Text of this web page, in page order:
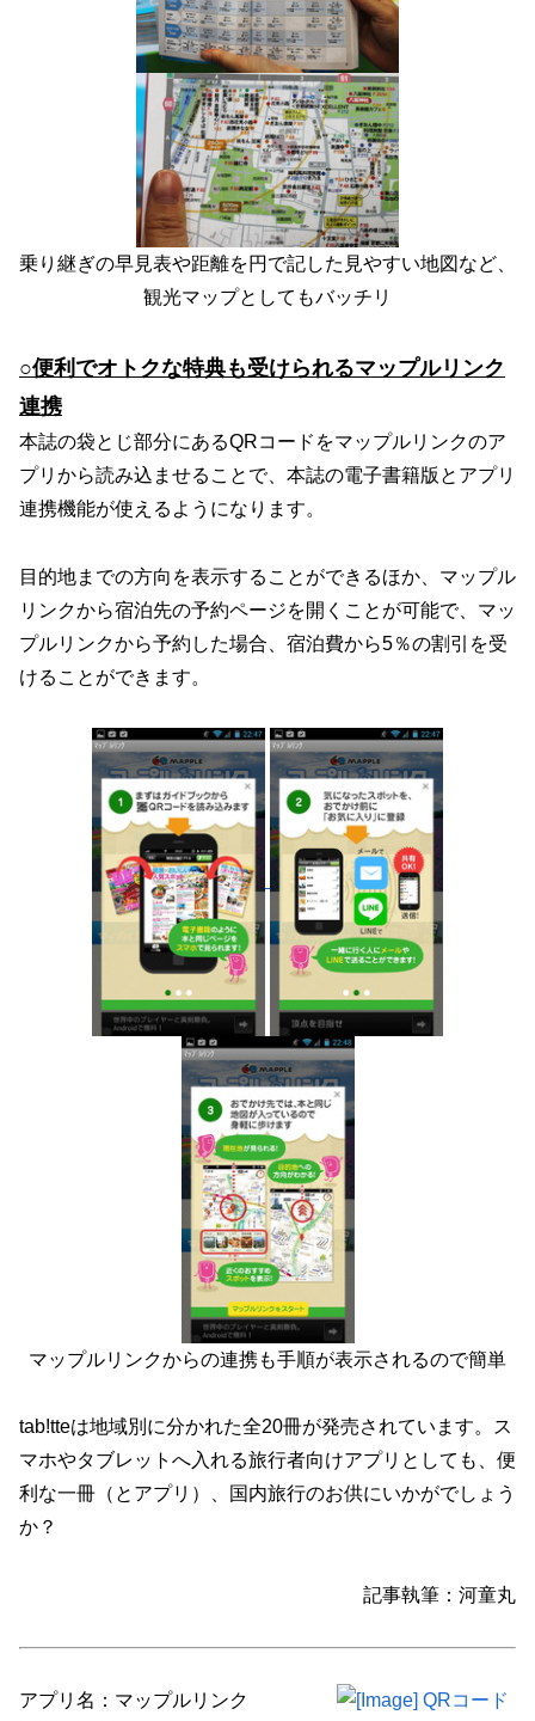
乗り継ぎの早見表や距離を円で記した見やすい地図など、
観光マップとしてもバッチリ
○便利でオトクな特典も受けられるマップルリンク
連携
本誌の袋とじ部分にあるQRコードをマップルリンクのア
プリから読み込ませることで、本誌の電子書籍版とアプリ
連携機能が使えるようになります。
目的地までの方向を表示することができるほか、マップル
リンクから宿泊先の予約ページを開くことが可能で、マッ
プルリンクから予約した場合、宿泊費から5％の割引を受
けることができます。
マップルリンクからの連携も手順が表示されるので簡単
tab!tteは地域別に分かれた全20冊が発売されています。ス
マホやタブレットへ入れる旅行者向けアプリとしても、便
利な一冊（とアプリ）、国内旅行のお供にいかがでしょう
か？
記事執筆：河童丸
アプリ名：マップルリンク